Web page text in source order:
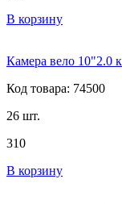
В корзину
Камера вело 10"2.0
Код товара: 74500
26 шт.
310
В корзину